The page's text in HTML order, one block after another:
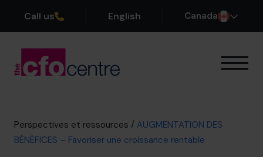
Call us English Canada
Nos CFO
Réussites
Perspectives et ressources / AUGMENTATION DES
BÉNÉFICES – Favoriser une croissance rentable